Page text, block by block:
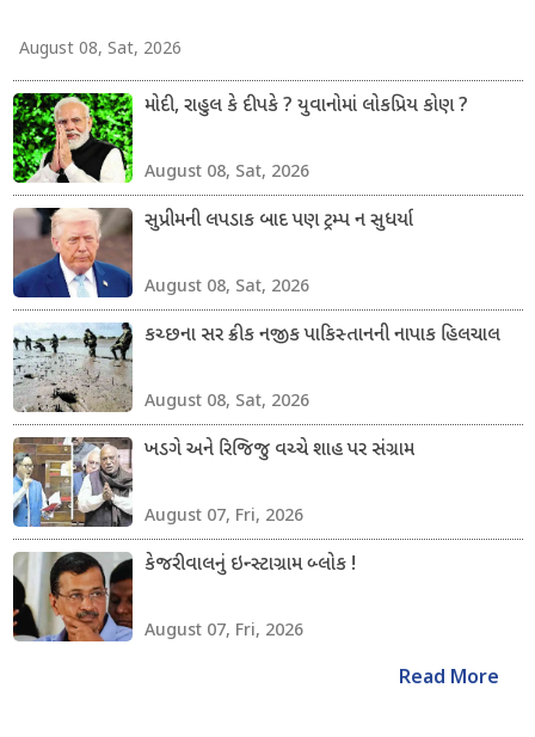
August 08, Sat, 2026
મોદી, રાહુલ કે દીપકે ? યુવાનોમાં લોકપ્રિય કોણ ?
August 08, Sat, 2026
સુપ્રીમની લપડાક બાદ પણ ટ્રમ્પ ન સુધર્યા
August 08, Sat, 2026
કચ્છના સર ક્રીક નજીક પાકિસ્તાનની નાપાક હિલચાલ
August 08, Sat, 2026
ખડગે અને રિજિજુ વચ્ચે શાહ પર સંગ્રામ
August 07, Fri, 2026
કેજરીવાલનું ઇન્સ્ટાગ્રામ બ્લોક !
August 07, Fri, 2026
Read More